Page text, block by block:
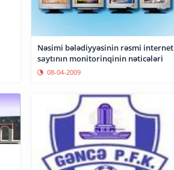
Nəsimi bələdiyyəsinin rəsmi internet
saytının monitorinqinin nəticələri
08-04-2009